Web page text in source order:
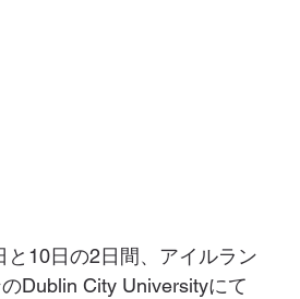
と10日の2日間、アイルラン
Dublin City Universityにて